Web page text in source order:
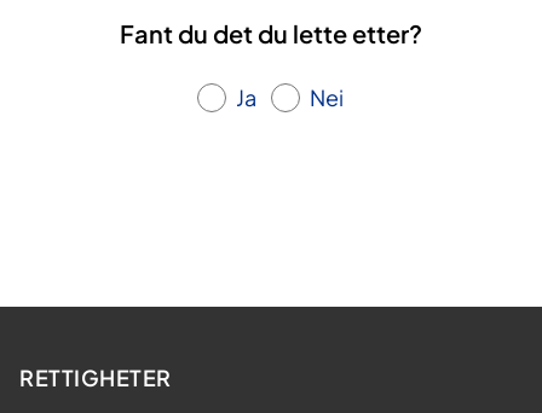
Fant du det du lette etter?
Ja Nei
RETTIGHETER